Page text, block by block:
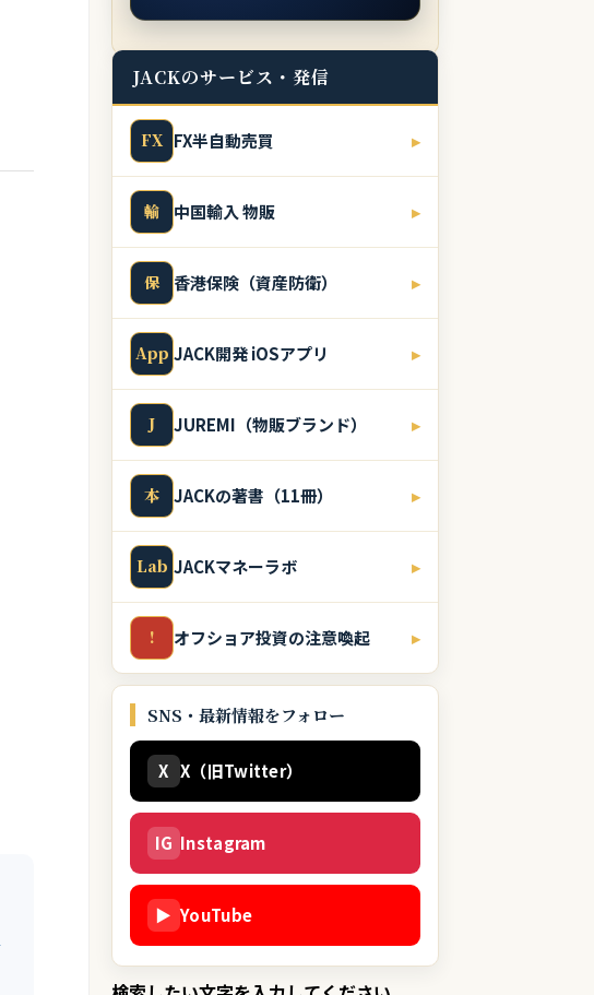
JACKのサービス・発信
FX FX半自動売買 ▸
輸 中国輸入 物販 ▸
保 香港保険（資産防衛） ▸
App JACK開発 iOSアプリ ▸
J JUREMI（物販ブランド） ▸
本 JACKの著書（11冊） ▸
Lab JACKマネーラボ ▸
! オフショア投資の注意喚起 ▸
SNS・最新情報をフォロー
X X（旧Twitter）
IG Instagram
▶ YouTube